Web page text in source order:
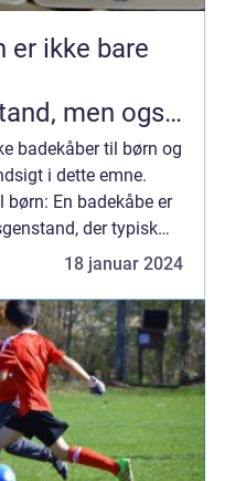
er ikke bare
men også
komfort
badekåber til børn og
i dette emne.
En badekåbe er
der typisk
eller blot som en
18 januar 2024